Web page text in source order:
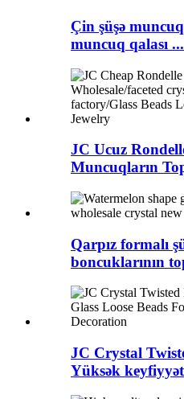
Çin şüşə
muncuq qalası ...
JC Ucuz
Muncuqların
Qarpız formalı
boncuklarının
JC Crystal
Yüksək